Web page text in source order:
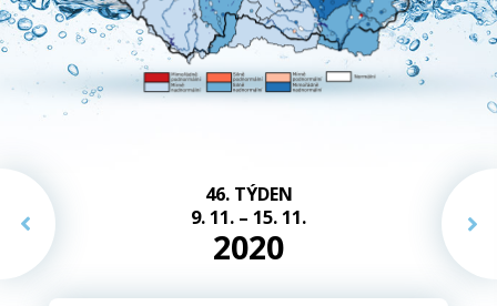
46. TÝDEN
9. 11. – 15. 11.
2020